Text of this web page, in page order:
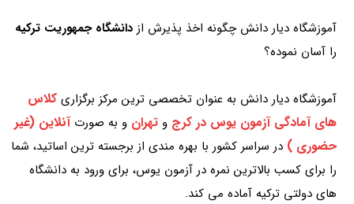
آموزشگاه دیار دانش چگونه اخذ پذیرش از دانشگاه جمهوریت ترکیه
را آسان نموده؟
آموزشگاه دیار دانش به عنوان تخصصی ترین مرکز برگزاری کلاس
های آمادگی آزمون یوس در کرج و تهران و به صورتآنلاین (غیر
حضوری ) در سراسر کشور با بهره مندی از برجسته ترین اساتید، شما
را برای کسب بالاترین نمره در آزمون یوس، برای ورود به دانشگاه
های دولتی ترکیه آماده می کند.